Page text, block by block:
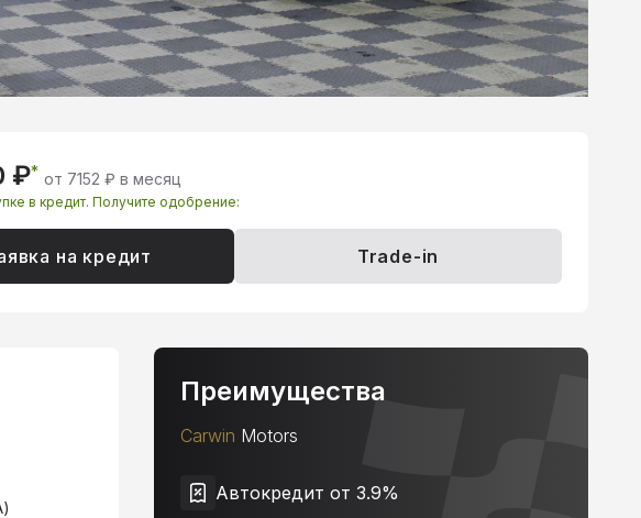
₽* от 7152 ₽ в месяц
в кредит. Получите одобрение:
на кредит Trade-in
Преимущества
Carwin Motors
Автокредит от 3.9%